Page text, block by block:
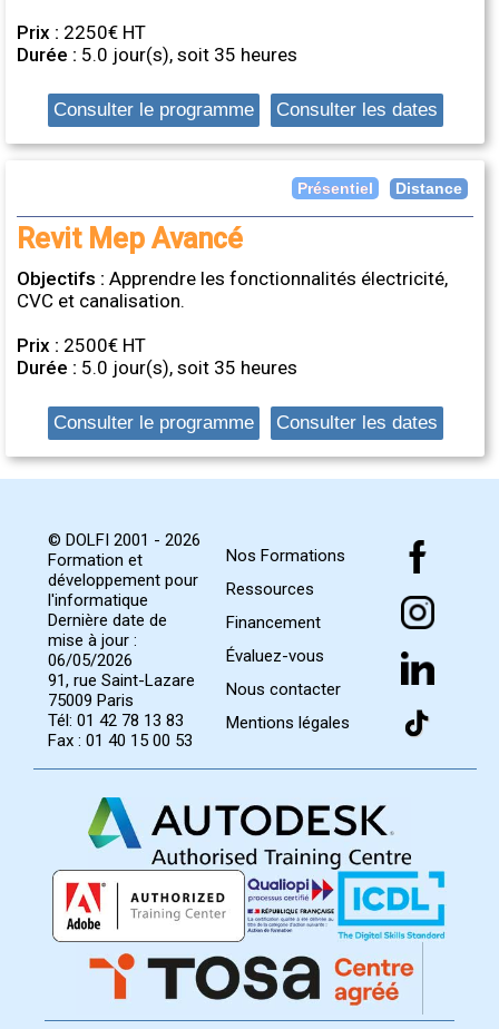
Prix : 2250€ HT
Durée : 5.0 jour(s), soit 35 heures
Consulter le programme Consulter les dates
Présentiel Distance
Revit Mep Avancé
Objectifs : Apprendre les fonctionnalités électricité,
CVC et canalisation.
Prix : 2500€ HT
Durée : 5.0 jour(s), soit 35 heures
Consulter le programme Consulter les dates
© DOLFI 2001 - 2026
Formation et
développement pour
l'informatique
Dernière date de
mise à jour :
06/05/2026
91, rue Saint-Lazare
75009 Paris
Tél: 01 42 78 13 83
Fax : 01 40 15 00 53
Nos Formations
Ressources
Financement
Évaluez-vous
Nous contacter
Mentions légales